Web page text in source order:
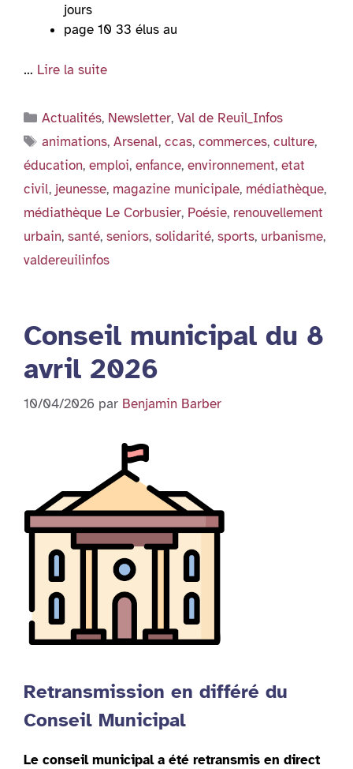
jours
page 10 33 élus au
… Lire la suite
Catégories
Actualités, Newsletter,Val de Reuil_Infos
Étiquettes
animations,Arsenal,ccas,commerces,culture,
éducation, emploi, enfance, environnement, etat
civil, jeunesse, magazine municipale, médiathèque,
médiathèque Le Corbusier, Poésie, renouvellement
urbain, santé, seniors, solidarité, sports, urbanisme,
valdereuilinfos
Conseil municipal du 8
avril 2026
10/04/2026 par Benjamin Barber
Retransmission en différé du
Conseil Municipal
Le conseil municipal a été retransmis en direct